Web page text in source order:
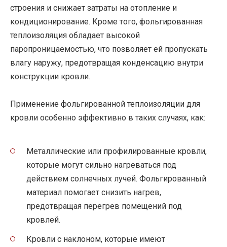
строения и снижает затраты на отопление и
кондиционирование. Кроме того, фольгированная
теплоизоляция обладает высокой
паропроницаемостью, что позволяет ей пропускать
влагу наружу, предотвращая конденсацию внутри
конструкции кровли.
Применение фольгированной теплоизоляции для
кровли особенно эффективно в таких случаях, как:
Металлические или профилированные кровли,
которые могут сильно нагреваться под
действием солнечных лучей. Фольгированный
материал помогает снизить нагрев,
предотвращая перегрев помещений под
кровлей.
Кровли с наклоном, которые имеют